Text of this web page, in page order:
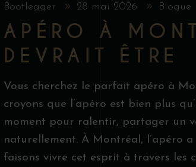
Bootlegger 28 mai 2026 Blogue
APÉRO À
DEVRAIT ÊTRE
Vous cherchez le parfait apéro à
croyons que l’apéro est bien plus
moment pour ralentir, partager un
naturellement. À Montréal, l’apéro
faisons vivre cet esprit à travers les